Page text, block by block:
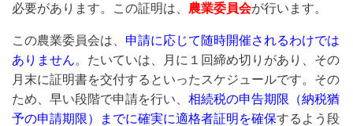
必要があります。この証明は、 農業委員会が行います。
この農業委員会は、 申請に応じて随時開催されるわけでは
ありません。たいていは、月に１回締め切りがあり、その
月末に証明書を交付するといったスケジュールです。その
ため、早い段階で申請を行い、 相続税の申告期限（納税猶
予の申請期限）までに確実に適格者証明を確保するよう段